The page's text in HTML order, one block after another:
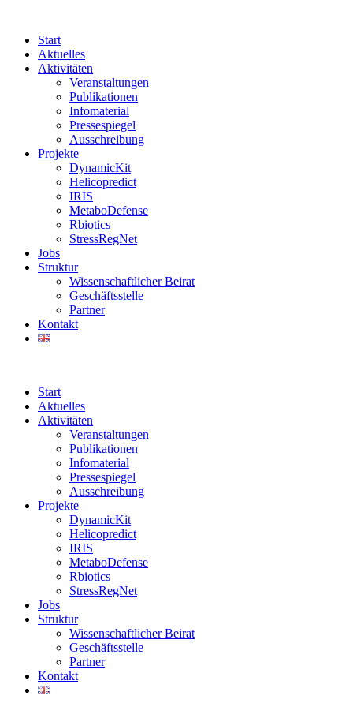
Start
Aktuelles
Aktivitäten
Veranstaltungen
Publikationen
Infomaterial
Pressespiegel
Ausschreibung
Projekte
DynamicKit
Helicopredict
IRIS
MetaboDefense
Rbiotics
StressRegNet
Jobs
Struktur
Wissenschaftlicher Beirat
Geschäftsstelle
Partner
Kontakt
Start
Aktuelles
Aktivitäten
Veranstaltungen
Publikationen
Infomaterial
Pressespiegel
Ausschreibung
Projekte
DynamicKit
Helicopredict
IRIS
MetaboDefense
Rbiotics
StressRegNet
Jobs
Struktur
Wissenschaftlicher Beirat
Geschäftsstelle
Partner
Kontakt